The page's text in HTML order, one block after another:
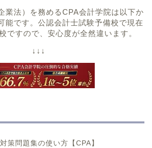
業法）を務めるCPA会計学院は以下か
能です。公認会計士試験予備校で現在
ですので、安心度が全然違います。
↓↓↓
策問題集の使い方【CPA】